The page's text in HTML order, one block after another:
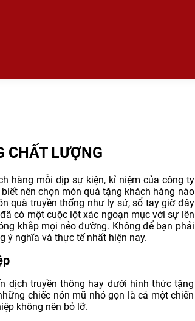
CHẤT LƯỢNG
hàng mỗi dịp sự kiện, kỉ niệm của công ty
nên chọn món quà tặng khách hàng nào
quà truyền thống như ly sứ, sổ tay giờ đây
có một cuộc lột xác ngoạn mục với sự lên
khắp mọi nẻo đường. Không để bạn phải
ý nghĩa và thực tế nhất hiện nay.
dịch truyền thông hay dưới hình thức tặng
chiếc nón mũ nhỏ gọn là cả một chiến
không nên bỏ lỡ.